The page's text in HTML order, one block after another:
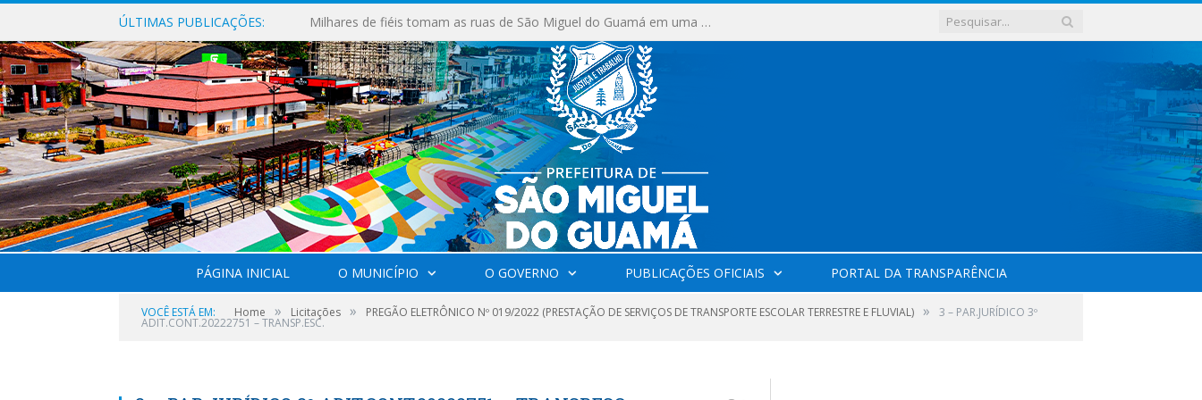
ÚLTIMAS PUBLICAÇÕES: Milhares de fiéis tomam as ruas de São Miguel do Guamá em uma grande celebração de fé na Marcha para Jesus 2026.
PÁGINA INICIAL O MUNICÍPIO O GOVERNO PUBLICAÇÕES OFICIAIS PORTAL DA TRANSPARÊNCIA
VOCÊ ESTÁ EM: Home » Licitações » PREGÃO ELETRÔNICO Nº 019/2022 (PRESTAÇÃO DE SERVIÇOS DE TRANSPORTE ESCOLAR TERRESTRE E FLUVIAL) » 3 – PAR.JURÍDICO 3º
ADIT.CONT.20222751 – TRANSP.ESC.